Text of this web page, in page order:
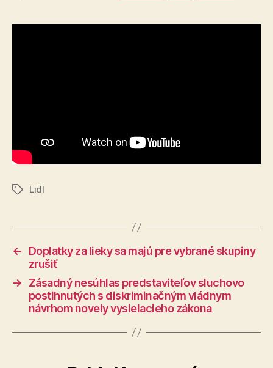
Značky
Lidl
←
Doplatky za lieky sa majú pre vybrané skupiny
zrušiť
→
Zásadný nesúhlas predstaviteľov sluchovo
postihnutých s diskriminačným vládnym
návrhom novely vysielacieho zákona